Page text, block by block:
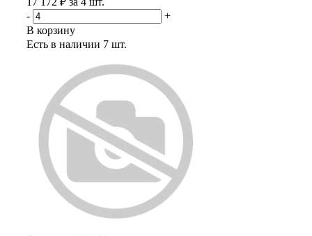
-
+
В корзину
Есть в наличии 7 шт.